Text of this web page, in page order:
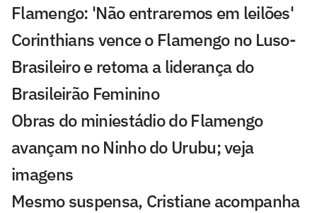
Flamengo: 'Não entraremos em leilões'
Corinthians vence o Flamengo no Luso-
Brasileiro e retoma a liderança do
Brasileirão Feminino
Obras do miniestádio do Flamengo
avançam no Ninho do Urubu; veja
imagens
Mesmo suspensa, Cristiane acompanha